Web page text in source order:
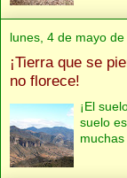
lunes, 4 de mayo
¡Tierra que se
no florece!
¡El
suelo